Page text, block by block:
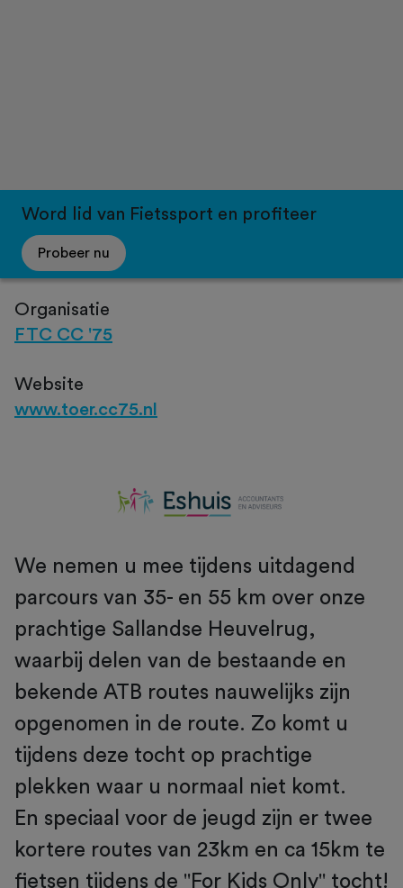
Word lid van Fietssport en profiteer
Probeer nu
Organisatie
FTC CC '75
Website
www.toer.cc75.nl
We nemen u mee tijdens uitdagend
parcours van 35- en 55 km over onze
prachtige Sallandse Heuvelrug,
waarbij delen van de bestaande en
bekende ATB routes nauwelijks zijn
opgenomen in de route. Zo komt u
tijdens deze tocht op prachtige
plekken waar u normaal niet komt.
En speciaal voor de jeugd zijn er twee
kortere routes van 23km en ca 15km te
fietsen tijdens de "For Kids Only" tocht!